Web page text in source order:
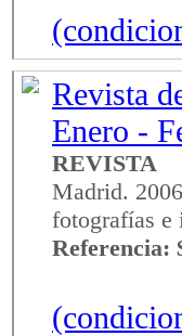
Revista
Enero -
REVISTA
Madrid.
fotografías e
Referencia: